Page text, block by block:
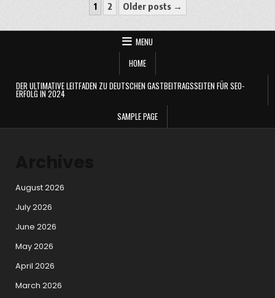
pagination
1 2 Older posts →
MENU
HOME
DER ULTIMATIVE LEITFADEN ZU DEUTSCHEN GASTBEITRAGSSEITEN FÜR SEO-
ERFOLG IN 2024
SAMPLE PAGE
August 2026
July 2026
June 2026
May 2026
April 2026
March 2026